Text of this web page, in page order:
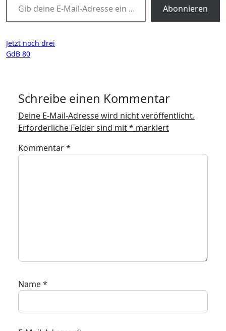
Abonnieren
Beitragsnavigation
Jetzt noch drei
GdB 80
Schreibe einen Kommentar
Deine E-Mail-Adresse wird nicht veröffentlicht.
Erforderliche Felder sind mit* markiert
Kommentar*
Name*